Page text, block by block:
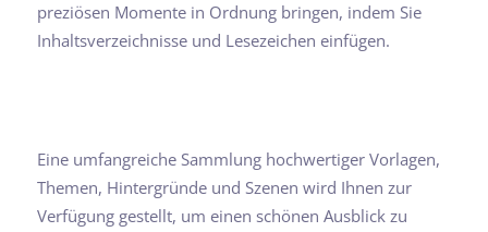
preziösen Momente in Ordnung bringen, indem Sie
Inhaltsverzeichnisse und Lesezeichen einfügen.
Eine umfangreiche Sammlung hochwertiger Vorlagen,
Themen, Hintergründe und Szenen wird Ihnen zur
Verfügung gestellt, um einen schönen Ausblick zu